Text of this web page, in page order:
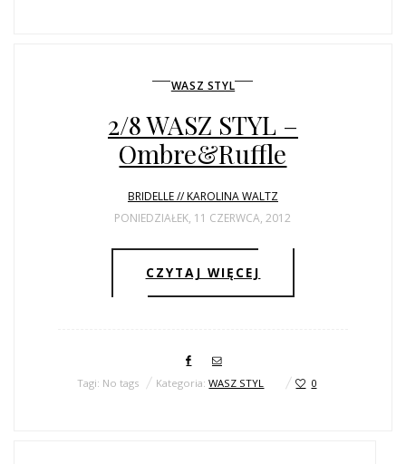
WASZ STYL
2/8 WASZ STYL –
Ombre&Ruffle
BRIDELLE // KAROLINA WALTZ
PONIEDZIAŁEK, 11 CZERWCA, 2012
CZYTAJ WIĘCEJ
Tagi: No tags Kategoria:WASZ STYL 0